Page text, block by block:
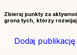
Zbieraj punkty za
grona tych, którzy
Dodaj publikację